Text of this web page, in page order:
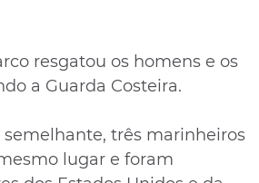
resgatou os homens e os
a Guarda Costeira.
três marinheiros
lugar e foram